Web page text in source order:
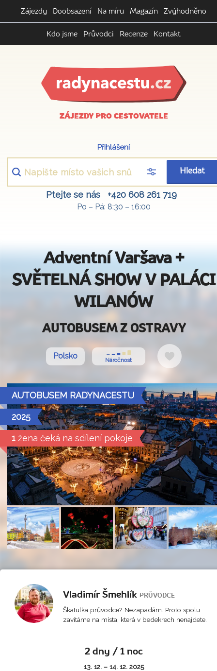
Zájezdy Doobsazení Na míru Magazín Zvýhodněno
Kdo jsme Průvodci Recenze Kontakt
ZÁJEZDY PRO CESTOVATELE
Přihlášení
Hledat
Ptejte se nás +420 608 261 719
Po – Pá: 8:30 – 16:00
Adventní Varšava +
SVĚTELNÁ SHOW V PALÁCI
WILANÓW
AUTOBUSEM Z OSTRAVY
Polsko Náročnost
Do
oblíbených
AUTOBUSEM RADYNACESTU
2025
1 žena čeká na sdílení pokoje
Vladimír Šmehlík PRŮVODCE
Škatulka průvodce? Nezapadám. Proto spolu
zavítáme na místa, která v bedekrech nenajdete.
2 dny / 1 noc
13. 12. – 14. 12. 2025